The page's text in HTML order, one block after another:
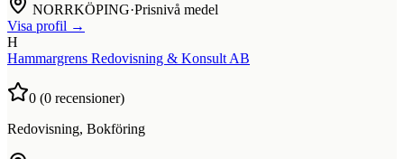
NORRKÖPING·Prisnivå medel
Visa profil →
H
Hammargrens Redovisning & Konsult AB
0 (0 recensioner)
Redovisning, Bokföring